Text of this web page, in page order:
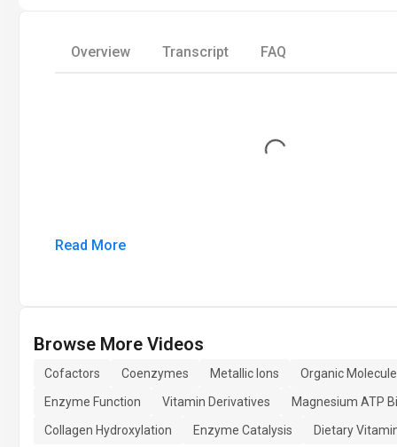
Overview Transcript FAQ
Loading...
Read More
Browse More Videos
Cofactors Coenzymes Metallic Ions
Organic
Enzyme Function
Vitamin Derivatives
Magnesium ATP
Collagen Hydroxylation
Enzyme Catalysis Dietary